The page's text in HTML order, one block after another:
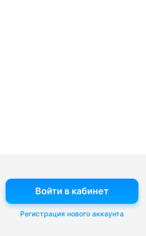
Войти в кабинет
Регистрация нового аккаунта